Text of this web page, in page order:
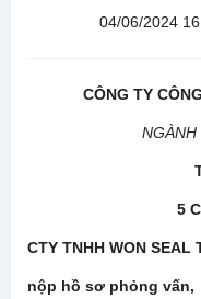
04/06/2024
CÔNG TY
NGÀNH
5
CTY TNHH WON
nộp hồ sơ phỏng